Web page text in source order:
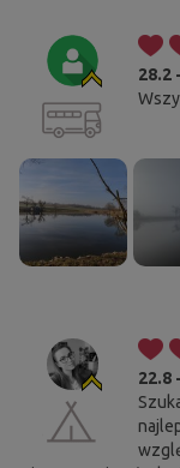
28.2
22.8